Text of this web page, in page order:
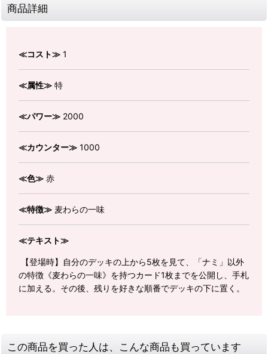
商品詳細
≪コスト≫ 1
≪属性≫ 特
≪パワー≫ 2000
≪カウンター≫ 1000
≪色≫ 赤
≪特徴≫ 麦わらの一味
≪テキスト≫
【登場時】自分のデッキの上から5枚を見て、「ナミ」以外
の特徴《麦わらの一味》を持つカード1枚までを公開し、手札
に加える。その後、残りを好きな順番でデッキの下に置く。
この商品を買った人は、こんな商品も買っています